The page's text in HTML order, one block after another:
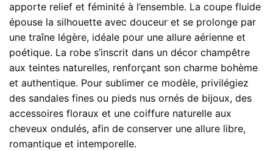
apporte relief et féminité à l’ensemble. La coupe fluide
épouse la silhouette avec douceur et se prolonge par
une traîne légère, idéale pour une allure aérienne et
poétique. La robe s’inscrit dans un décor champêtre
aux teintes naturelles, renforçant son charme bohème
et authentique. Pour sublimer ce modèle, privilégiez
des sandales fines ou pieds nus ornés de bijoux, des
accessoires floraux et une coiffure naturelle aux
cheveux ondulés, afin de conserver une allure libre,
romantique et intemporelle.